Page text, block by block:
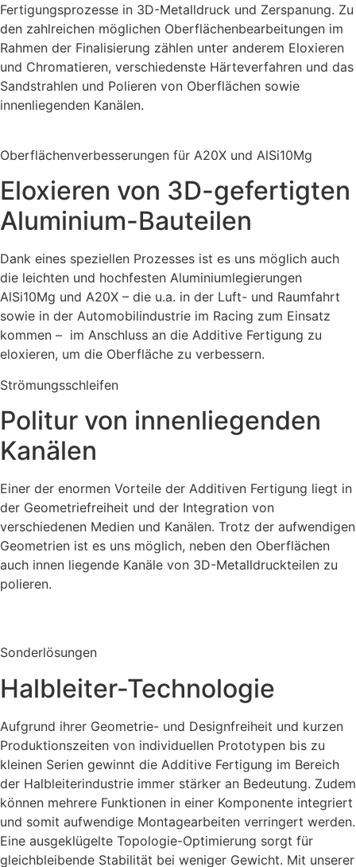
Fertigungsprozesse in 3D-Metalldruck und Zerspanung. Zu
den zahlreichen möglichen Oberflächenbearbeitungen im
Rahmen der Finalisierung zählen unter anderem Eloxieren
und Chromatieren, verschiedenste Härteverfahren und das
Sandstrahlen und Polieren von Oberflächen sowie
innenliegenden Kanälen.
Oberflächenverbesserungen für A20X und AlSi10Mg
Eloxieren von 3D-gefertigten
Aluminium-Bauteilen
Dank eines speziellen Prozesses ist es uns möglich auch
die leichten und hochfesten Aluminiumlegierungen
AlSi10Mg und A20X – die u.a. in der Luft- und Raumfahrt
sowie in der Automobilindustrie im Racing zum Einsatz
kommen – im Anschluss an die Additive Fertigung zu
eloxieren, um die Oberfläche zu verbessern.
Strömungsschleifen
Politur von innenliegenden
Kanälen
Einer der enormen Vorteile der Additiven Fertigung liegt in
der Geometriefreiheit und der Integration von
verschiedenen Medien und Kanälen. Trotz der aufwendigen
Geometrien ist es uns möglich, neben den Oberflächen
auch innen liegende Kanäle von 3D-Metalldruckteilen zu
polieren.
Sonderlösungen
Halbleiter-Technologie
Aufgrund ihrer Geometrie- und Designfreiheit und kurzen
Produktionszeiten von individuellen Prototypen bis zu
kleinen Serien gewinnt die Additive Fertigung im Bereich
der Halbleiterindustrie immer stärker an Bedeutung. Zudem
können mehrere Funktionen in einer Komponente integriert
und somit aufwendige Montagearbeiten verringert werden.
Eine ausgeklügelte Topologie-Optimierung sorgt für
gleichbleibende Stabilität bei weniger Gewicht. Mit unserer